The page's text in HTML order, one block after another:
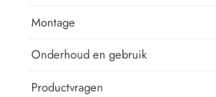
Montage
Onderhoud en gebruik
Productvragen